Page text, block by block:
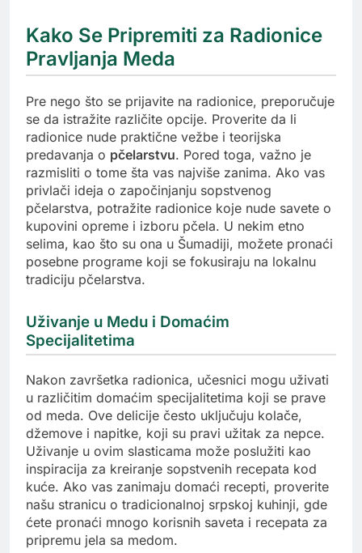
Kako Se Pripremiti za Radionice
Pravljanja Meda
Pre nego što se prijavite na radionice, preporučuje
se da istražite različite opcije. Proverite da li
radionice nude praktične vežbe i teorijska
predavanja o pčelarstvu. Pored toga, važno je
razmisliti o tome šta vas najviše zanima. Ako vas
privlači ideja o započinjanju sopstvenog
pčelarstva, potražite radionice koje nude savete o
kupovini opreme i izboru pčela. U nekim etno
selima, kao što su ona u Šumadiji, možete pronaći
posebne programe koji se fokusiraju na lokalnu
tradiciju pčelarstva.
Uživanje u Medu i Domaćim
Specijalitetima
Nakon završetka radionica, učesnici mogu uživati
u različitim domaćim specijalitetima koji se prave
od meda. Ove delicije često uključuju kolače,
džemove i napitke, koji su pravi užitak za nepce.
Uživanje u ovim slasticama može poslužiti kao
inspiracija za kreiranje sopstvenih recepata kod
kuće. Ako vas zanimaju domaći recepti, proverite
našu stranicu o tradicionalnoj srpskoj kuhinji, gde
ćete pronaći mnogo korisnih saveta i recepata za
pripremu jela sa medom.